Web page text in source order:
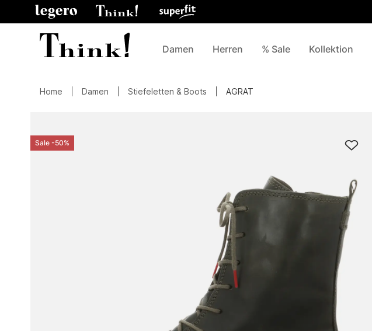
Damen Herren % Sale Kollektion
Home Damen Stiefeletten & Boots AGRAT
Sale -50%